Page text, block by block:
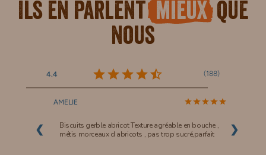
Ils en parlent mieuxque
nous
4.4 (188)
❮
AMELIE
Biscuits gerble abricot Texture agréable en bouche ,
métis morceaux d abricots , pas trop sucré,parfait
❯